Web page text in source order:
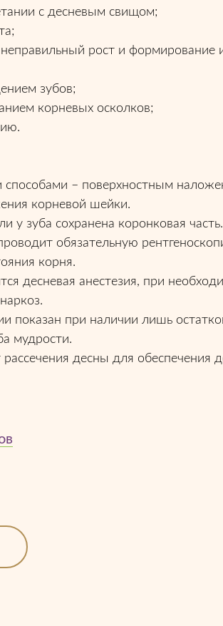
с десневым свищом;
рост и формирование
зубов;
корневых осколков;
– поверхностным
корневой шейки.
у зуба сохранена коронковая часть.
обязательную
корня.
десневая анестезия, при
показан при наличии лишь
мудрости.
десны для обеспечения